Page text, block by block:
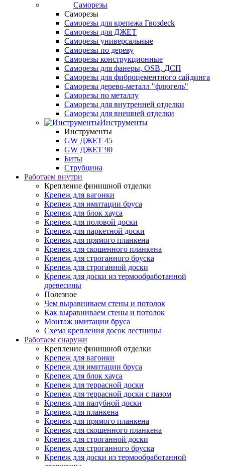
Саморезы
Саморезы
Саморезы для крепежа Гвозdeck
Саморезы для ДЖЕТ
Саморезы универсальные
Саморезы по дереву
Саморезы конструкционные
Cаморезы для фанеры, OSB, ДСП
Саморезы для фиброцементного сайдинга
Саморезы дерево-металл "флюгель"
Саморезы по металлу
Саморезы для внутренней отделки
Саморезы для внешней отделки
Инструменты
Инструменты
GW ДЖЕТ 45
GW ДЖЕТ 90
Биты
Струбцина
Работаем внутри
Крепление финишной отделки
Крепеж для вагонки
Крепеж для имитации бруса
Крепеж для блок хауса
Крепеж для половой доски
Крепеж для паркетной доски
Крепеж для прямого планкена
Крепеж для скошенного планкена
Крепеж для строганного бруска
Крепеж для строганной доски
Крепеж для доски из термообработанной
древесины
Полезное
Чем выравниваем стены и потолок
Как выравниваем стены и потолок
Монтаж имитации бруса
Схема крепления досок лестницы
Работаем снаружи
Крепление финишной отделки
Крепеж для вагонки
Крепеж для имитации бруса
Крепеж для блок хауса
Крепеж для террасной доски
Крепеж для террасной доски с пазом
Крепеж для палубной доски
Крепеж для планкена
Крепеж для прямого планкена
Крепеж для скошенного планкена
Крепеж для строганной доски
Крепеж для строганного бруска
Крепеж для доски из термообработанной